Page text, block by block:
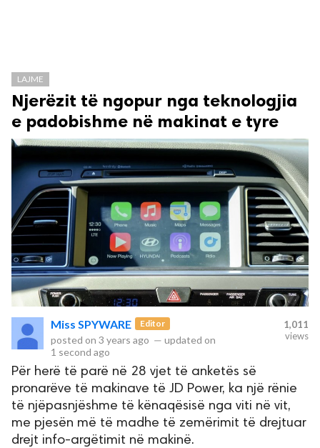
LAJME
Njerëzit të ngopur nga teknologjia
e padobishme në makinat e tyre
Miss SPYWARE Editor
posted on 3 years ago — updated on
1 second ago
1,011
views
Për herë të parë në 28 vjet të anketës së
pronarëve të makinave të JD Power, ka një rënie
të njëpasnjëshme të kënaqësisë nga viti në vit,
me pjesën më të madhe të zemërimit të drejtuar
drejt info-argëtimit në makinë.